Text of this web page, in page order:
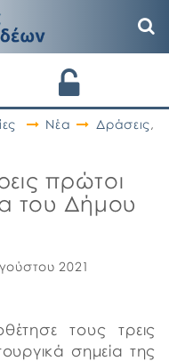
Νέα Δράσεις,
πρώτοι
του Δήμου
2021
τους τρεις
σημεία της